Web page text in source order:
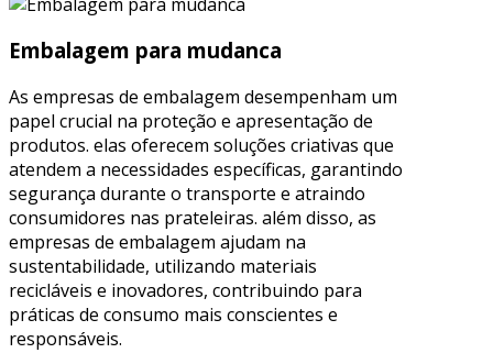
Embalagem para mudanca
As empresas de embalagem desempenham um
papel crucial na proteção e apresentação de
produtos. elas oferecem soluções criativas que
atendem a necessidades específicas, garantindo
segurança durante o transporte e atraindo
consumidores nas prateleiras. além disso, as
empresas de embalagem ajudam na
sustentabilidade, utilizando materiais
recicláveis e inovadores, contribuindo para
práticas de consumo mais conscientes e
responsáveis.